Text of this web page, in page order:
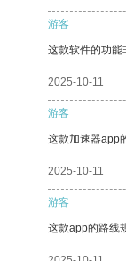
游客
这款软件的功能
2025-10-11
游客
这款加速器app
2025-10-11
游客
这款app的路线